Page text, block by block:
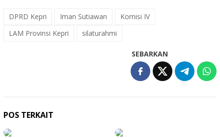
DPRD Kepri Iman Sutiawan
Komisi IV
LAM Provinsi Kepri
silaturahmi
SEBARKAN
POS TERKAIT